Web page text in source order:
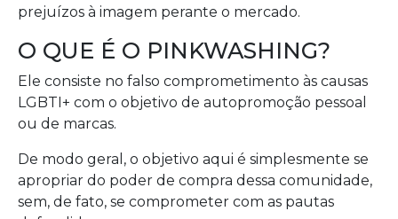
prejuízos à imagem perante o mercado.
O QUE É O PINKWASHING?
Ele consiste no falso comprometimento às causas
LGBTI+ com o objetivo de autopromoção pessoal
ou de marcas.
De modo geral, o objetivo aqui é simplesmente se
apropriar do poder de compra dessa comunidade,
sem, de fato, se comprometer com as pautas